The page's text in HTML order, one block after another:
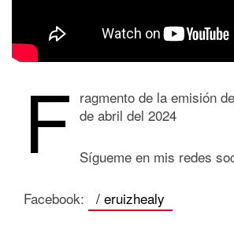
F ragmento de la emisión
de abril del 2024
Sígueme en mis redes
Facebook: / eruizhealy